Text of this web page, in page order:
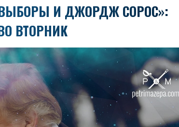
И ДЖОРДЖ СОРОС»:
ВТОРНИК